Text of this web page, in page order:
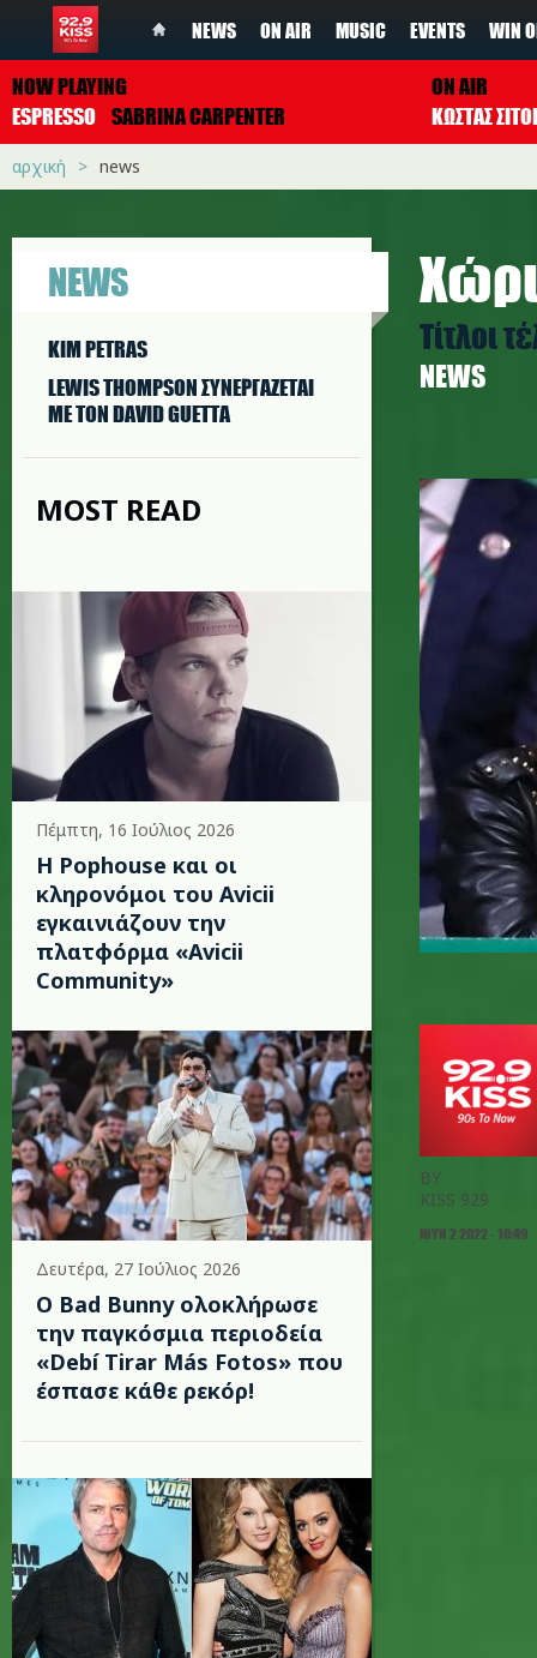
NEWS ON AIR MUSIC EVENTS WIN
NOW PLAYING
ESPRESSO SABRINA CARPENTER
ON AIR
ΚΩΣΤΑΣ
αρχική news
NEWS
KIM PETRAS
LEWIS THOMPSON ΣΥΝΕΡΓAΖΕΤΑΙ
ΜΕ ΤΟΝ DAVID GUETTA
MOST READ
Πέμπτη, 16 Ιούλιος 2026
Η Pophouse και οι
κληρονόμοι του Avicii
εγκαινιάζουν την
πλατφόρμα «Avicii
Community»
Δευτέρα, 27 Ιούλιος 2026
Ο Bad Bunny ολοκλήρωσε
την παγκόσμια περιοδεία
«Debí Tirar Más Fotos» που
έσπασε κάθε ρεκόρ!
Τίτλοι
NEWS
shakira-
BY
KISS 929
ΙΟΥΝ 2 2022 - 10:49